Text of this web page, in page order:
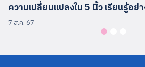
ความเปลี่ยนแปลงใน 5 นิ้ว เรียนรู้อย่
7 ส.ค. 67